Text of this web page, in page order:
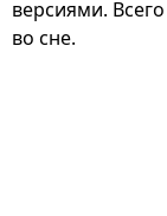
версиями.
во сне.